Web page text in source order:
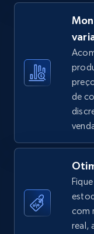
URL, Title,
price, Final
5.4K+
TikTok Shop
price, Final
de
com
real,